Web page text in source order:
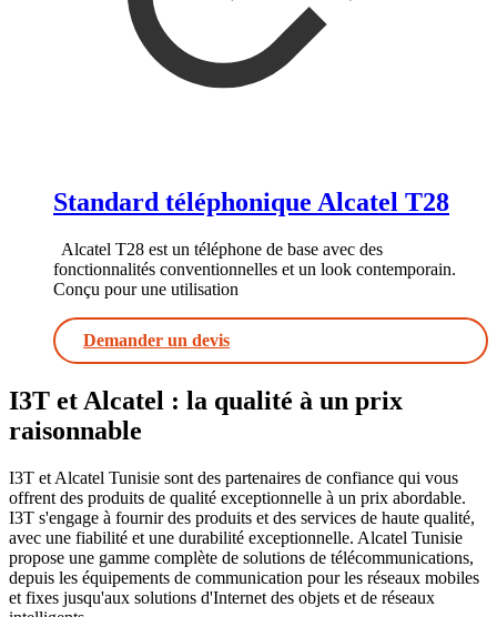
Standard téléphonique Alcatel T28
Alcatel T28 est un téléphone de base avec des
fonctionnalités conventionnelles et un look contemporain.
Conçu pour une utilisation
Demander un devis
I3T et Alcatel : la qualité à un prix
raisonnable
I3T et Alcatel Tunisie sont des partenaires de confiance qui vous
offrent des produits de qualité exceptionnelle à un prix abordable.
I3T s'engage à fournir des produits et des services de haute qualité,
avec une fiabilité et une durabilité exceptionnelle. Alcatel Tunisie
propose une gamme complète de solutions de télécommunications,
depuis les équipements de communication pour les réseaux mobiles
et fixes jusqu'aux solutions d'Internet des objets et de réseaux